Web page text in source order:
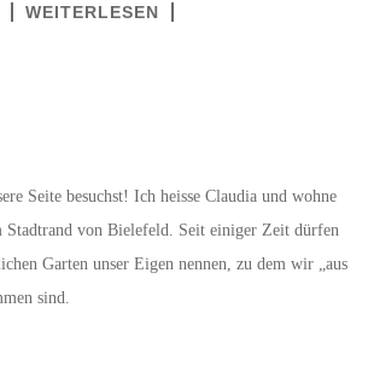
WEITERLESEN
Seite besuchst! Ich heisse Claudia und wohne
von Bielefeld. Seit einiger Zeit dürfen
Garten unser Eigen nennen, zu dem wir „aus
sind.